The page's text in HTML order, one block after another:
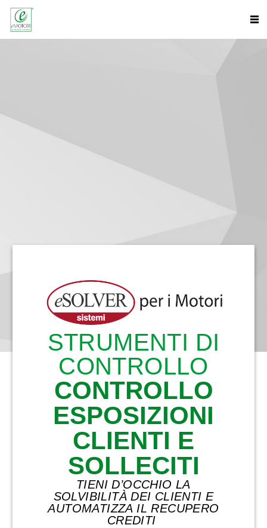
STRUMENTI DI
CONTROLLO
CONTROLLO
ESPOSIZIONI
CLIENTI E
SOLLECITI
TIENI D’OCCHIO LA
SOLVIBILITÀ DEI CLIENTI E
AUTOMATIZZA IL RECUPERO
CREDITI